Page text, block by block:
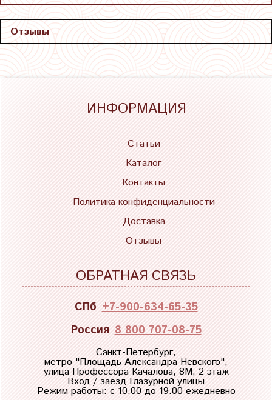
Отзывы
ИНФОРМАЦИЯ
Статьи
Каталог
Контакты
Политика конфиденциальности
Доставка
Отзывы
ОБРАТНАЯ СВЯЗЬ
СПб +7-900-634-65-35
Россия 8 800 707-08-75
Санкт-Петербург,
метро "Площадь Александра Невского",
улица Профессора Качалова, 8М, 2 этаж
Вход / заезд Глазурной улицы
Режим работы: с 10.00 до 19.00 ежедневно